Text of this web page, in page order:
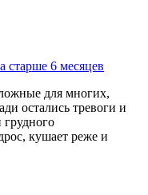
старше 6 месяцев
для многих,
остались тревоги и
грудного
кушает реже и